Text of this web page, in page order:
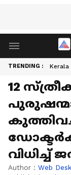
TRENDING : Kerala
12
വിധിച്ച്
Author : Web Desk